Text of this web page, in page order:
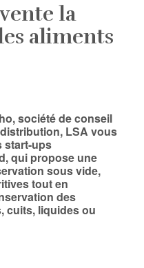
la
aliments
société de conseil
LSA vous
start-ups
qui propose une
sous vide,
tout en
des
cuits, liquides ou